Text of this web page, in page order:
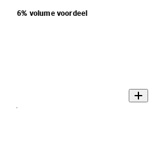
6% volume voordeel